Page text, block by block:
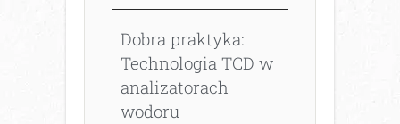
Dobra praktyka:
Technologia TCD w
analizatorach
wodoru